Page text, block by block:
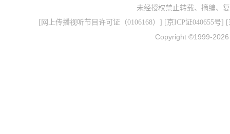
未经授权禁止转载、摘编、
[ 网上传播视听节目许可证（0106168） ] [京ICP证040655号] [
Copyright ©1999-